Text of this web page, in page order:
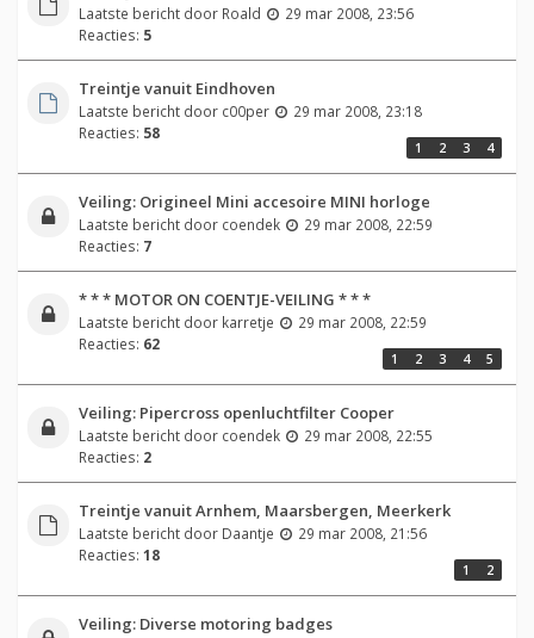
Laatste bericht door Roald
29 mar 2008, 23:56
Reacties: 5
Treintje vanuit Eindhoven
Laatste bericht door c00per
29 mar 2008, 23:18
Reacties: 58
1 2 3 4
Veiling: Origineel Mini accesoire MINI horloge
Laatste bericht door coendek
29 mar 2008, 22:59
Reacties: 7
* * * MOTOR ON COENTJE-VEILING * * *
Laatste bericht door karretje
29 mar 2008, 22:59
Reacties: 62
1 2 3 4 5
Veiling: Pipercross openluchtfilter Cooper
Laatste bericht door coendek
29 mar 2008, 22:55
Reacties: 2
Treintje vanuit Arnhem, Maarsbergen, Meerkerk
Laatste bericht door Daantje
29 mar 2008, 21:56
Reacties: 18
1 2
Veiling: Diverse motoring badges